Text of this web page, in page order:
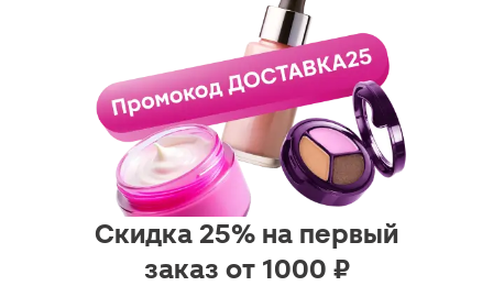
Скидка 25% на первый
заказ от 1000 ₽